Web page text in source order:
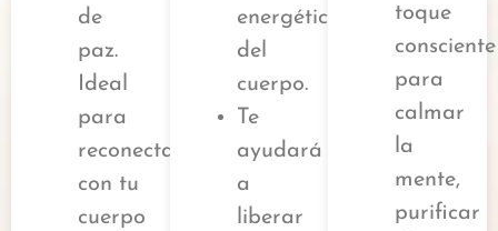
de
paz.
Ideal
para
reconectar
con tu
cuerpo
energéticos
del
cuerpo.
Te
ayudará
a
liberar
toque
consciente
para
calmar
la
mente,
purificar